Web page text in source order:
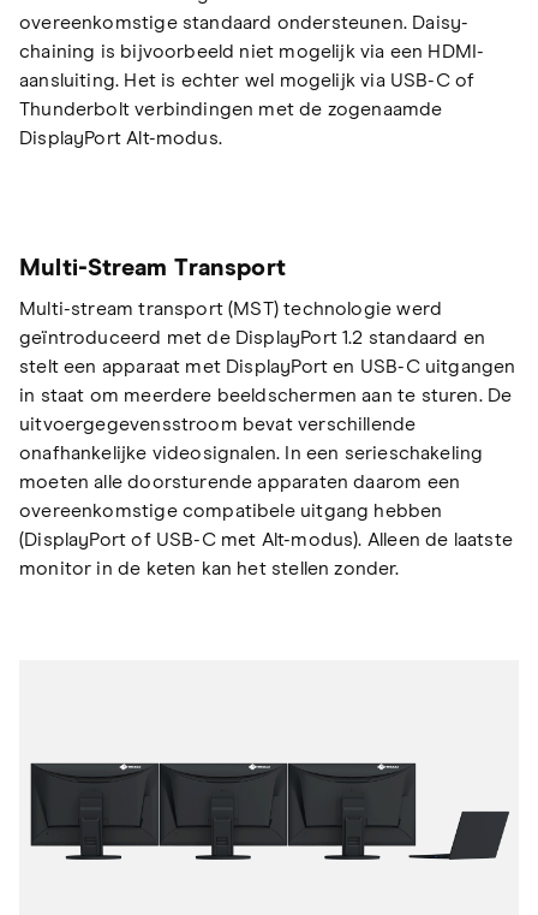
overeenkomstige standaard ondersteunen. Daisy-
chaining is bijvoorbeeld niet mogelijk via een HDMI-
aansluiting. Het is echter wel mogelijk via USB-C of
Thunderbolt verbindingen met de zogenaamde
DisplayPort Alt-modus.
Multi-Stream Transport
Multi-stream transport (MST) technologie werd
geïntroduceerd met de DisplayPort 1.2 standaard en
stelt een apparaat met DisplayPort en USB-C uitgangen
in staat om meerdere beeldschermen aan te sturen. De
uitvoergegevensstroom bevat verschillende
onafhankelijke videosignalen. In een serieschakeling
moeten alle doorsturende apparaten daarom een
overeenkomstige compatibele uitgang hebben
(DisplayPort of USB-C met Alt-modus). Alleen de laatste
monitor in de keten kan het stellen zonder.